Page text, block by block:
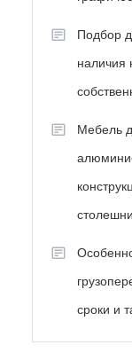
Подбор
наличия
Мебель
сроки и